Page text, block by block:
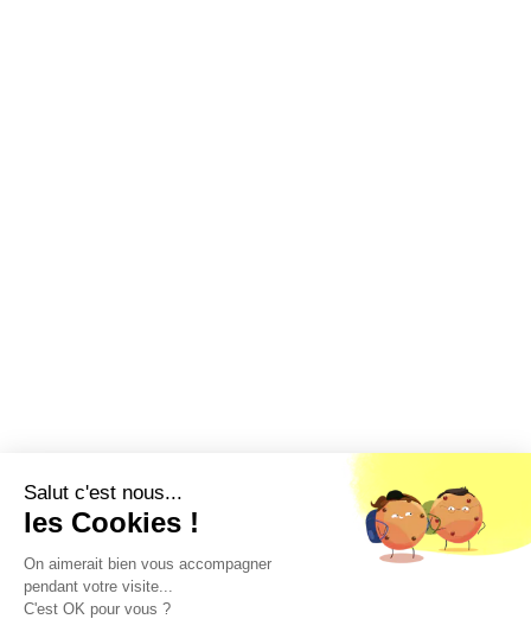
Salut c'est nous...
les Cookies !
On aimerait bien vous accompagner
pendant votre visite...
C'est OK pour vous ?